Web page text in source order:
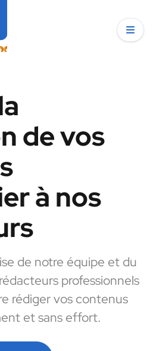
de vos
à nos
de notre équipe et du
professionnels
rédiger vos contenus
et sans effort.